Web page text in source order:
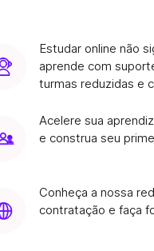
Estudar online não
aprende com
turmas reduzidas e
Acelere sua
e construa seu
Conheça a nossa
contratação e faça